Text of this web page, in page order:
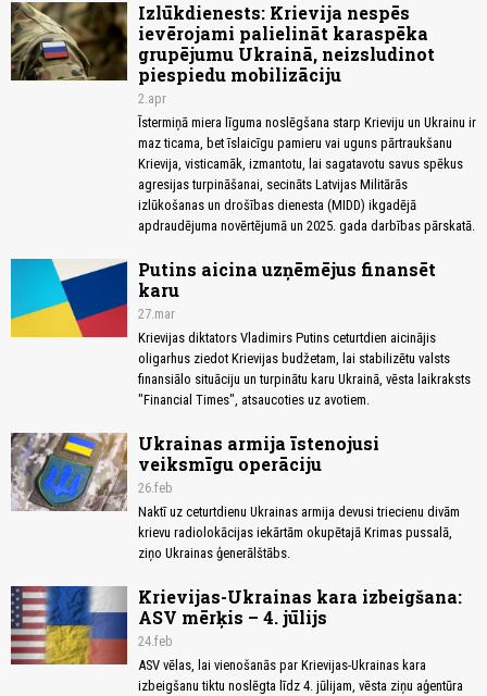
Izlūkdienests: Krievija nespēs
ievērojami palielināt karaspēka
grupējumu Ukrainā, neizsludinot
piespiedu mobilizāciju
2.apr
Īstermiņā miera līguma noslēgšana starp Krieviju un Ukrainu ir
maz ticama, bet īslaicīgu pamieru vai uguns pārtraukšanu
Krievija, visticamāk, izmantotu, lai sagatavotu savus spēkus
agresijas turpināšanai, secināts Latvijas Militārās
izlūkošanas un drošības dienesta (MIDD) ikgadējā
apdraudējuma novērtējumā un 2025. gada darbības pārskatā.
Putins aicina uzņēmējus finansēt
karu
27.mar
Krievijas diktators Vladimirs Putins ceturtdien aicinājis
oligarhus ziedot Krievijas budžetam, lai stabilizētu valsts
finansiālo situāciju un turpinātu karu Ukrainā, vēsta laikraksts
"Financial Times", atsaucoties uz avotiem.
Ukrainas armija īstenojusi
veiksmīgu operāciju
26.feb
Naktī uz ceturtdienu Ukrainas armija devusi triecienu divām
krievu radiolokācijas iekārtām okupētajā Krimas pussalā,
ziņo Ukrainas ģenerālštābs.
Krievijas-Ukrainas kara izbeigšana:
ASV mērķis – 4. jūlijs
24.feb
ASV vēlas, lai vienošanās par Krievijas-Ukrainas kara
izbeigšanu tiktu noslēgta līdz 4. jūlijam, vēsta ziņu aģentūra